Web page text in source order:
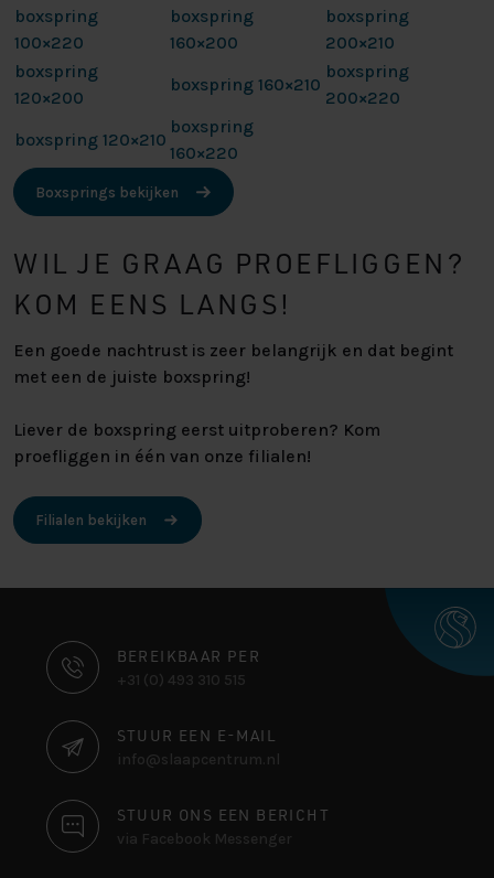
boxspring
100×220
boxspring
160×200
boxspring
200×210
boxspring
120×200
boxspring 160×210
boxspring
200×220
boxspring 120×210
boxspring
160×220
Boxsprings bekijken
WIL JE GRAAG PROEFLIGGEN?
KOM EENS LANGS!
Een goede nachtrust is zeer belangrijk en dat begint
met een de juiste boxspring!
Liever de boxspring eerst uitproberen? Kom
proefliggen in één van onze filialen!
Filialen bekijken
CONTACT
INFORMATIE
BEREIKBAAR PER
+31 (0) 493 310 515
STUUR EEN E-MAIL
info@slaapcentrum.nl
STUUR ONS EEN BERICHT
via Facebook Messenger